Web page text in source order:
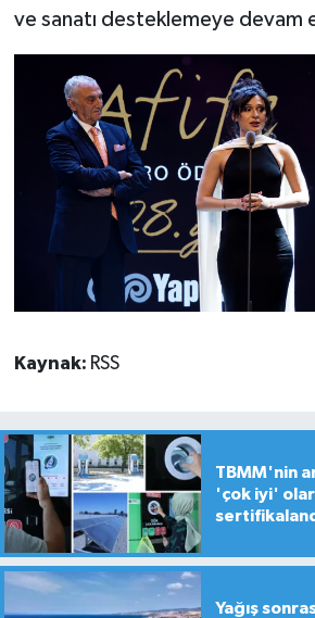
ve sanatı desteklemeye
Kaynak: RSS
TBMM'nin
'çok iyi'
Yağış